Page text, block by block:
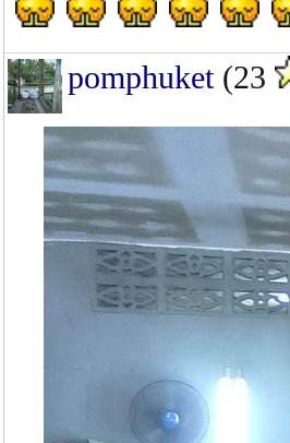
pomphuket(23